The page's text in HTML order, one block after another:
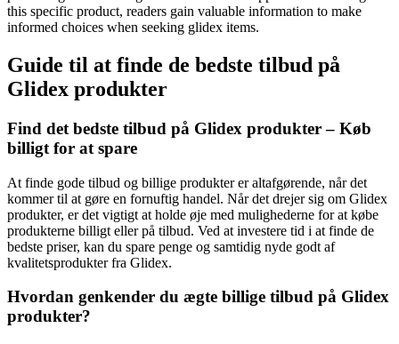
this specific product, readers gain valuable information to make
informed choices when seeking glidex items.
Guide til at finde de bedste tilbud på
Glidex produkter
Find det bedste tilbud på Glidex produkter – Køb
billigt for at spare
At finde gode tilbud og billige produkter er altafgørende, når det
kommer til at gøre en fornuftig handel. Når det drejer sig om Glidex
produkter, er det vigtigt at holde øje med mulighederne for at købe
produkterne billigt eller på tilbud. Ved at investere tid i at finde de
bedste priser, kan du spare penge og samtidig nyde godt af
kvalitetsprodukter fra Glidex.
Hvordan genkender du ægte billige tilbud på Glidex
produkter?